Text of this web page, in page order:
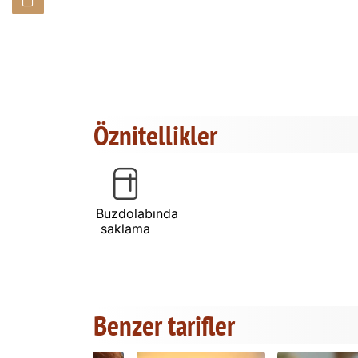
Öznitellikler
Buzdolabında
saklama
Benzer tarifler